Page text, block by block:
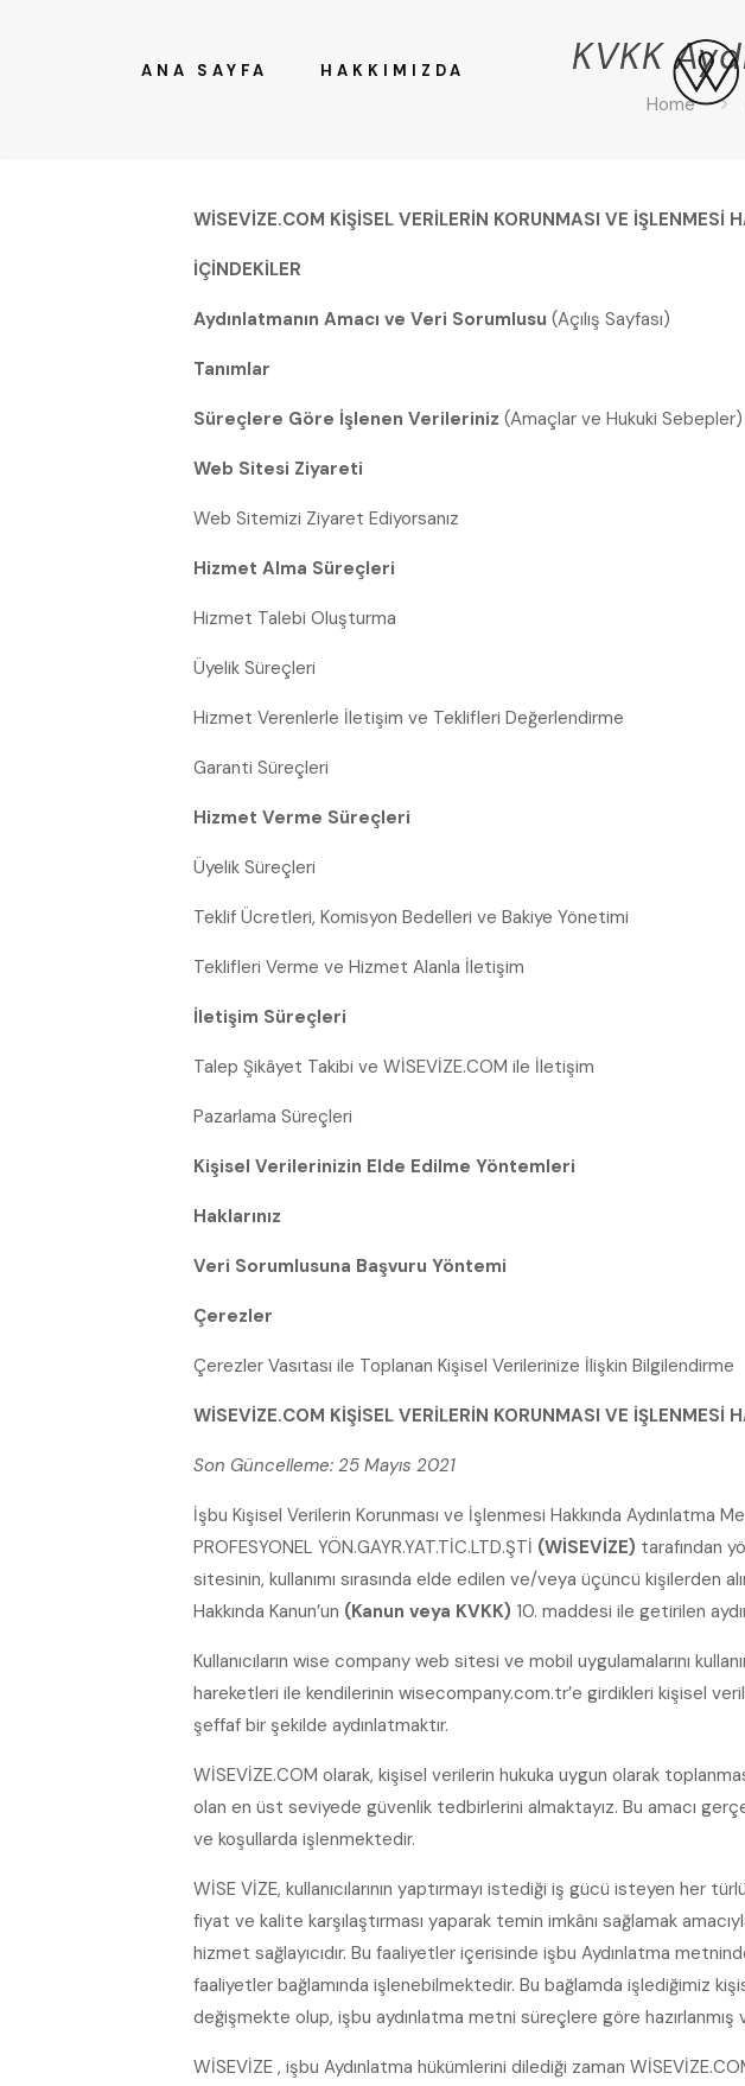
ANA SAYFA HAKKIMIZDA KVKK
Home
WİSEVİZE.COM KİŞİSEL VERİLERİN KORUNMASI VE İŞLENMESİ
İÇİNDEKİLER
Aydınlatmanın Amacı ve Veri Sorumlusu (Açılış Sayfası)
Tanımlar
Süreçlere Göre İşlenen Verileriniz (Amaçlar ve Hukuki Sebepler)
Web Sitesi Ziyareti
Web Sitemizi Ziyaret Ediyorsanız
Hizmet Alma Süreçleri
Hizmet Talebi Oluşturma
Üyelik Süreçleri
Hizmet Verenlerle İletişim ve Teklifleri Değerlendirme
Garanti Süreçleri
Hizmet Verme Süreçleri
Üyelik Süreçleri
Teklif Ücretleri, Komisyon Bedelleri ve Bakiye Yönetimi
Teklifleri Verme ve Hizmet Alanla İletişim
İletişim Süreçleri
Talep Şikâyet Takibi ve WİSEVİZE.COM ile İletişim
Pazarlama Süreçleri
Kişisel Verilerinizin Elde Edilme Yöntemleri
Haklarınız
Veri Sorumlusuna Başvuru Yöntemi
Çerezler
Çerezler Vasıtası ile Toplanan Kişisel Verilerinize İlişkin Bilgilendirme
WİSEVİZE.COM KİŞİSEL VERİLERİN KORUNMASI VE İŞLENMESİ
Son Güncelleme: 25 Mayıs 2021
İşbu Kişisel Verilerin Korunması ve İşlenmesi Hakkında Aydınlatma
PROFESYONEL YÖN.GAYR.YAT.TİC.LTD.ŞTİ (WİSEVİZE) tarafından
sitesinin, kullanımı sırasında elde edilen ve/veya üçüncü kişilerden
Hakkında Kanun’un (Kanun veya KVKK) 10. maddesi ile getirilen
Kullanıcıların wise company web sitesi ve mobil uygulamalarını
hareketleri ile kendilerinin wisecompany.com.tr’e girdikleri kişisel
şeffaf bir şekilde aydınlatmaktır.
WİSEVİZE.COM olarak, kişisel verilerin hukuka uygun olarak
olan en üst seviyede güvenlik tedbirlerini almaktayız. Bu amacı
ve koşullarda işlenmektedir.
WİSE VİZE, kullanıcılarının yaptırmayı istediği iş gücü isteyen
fiyat ve kalite karşılaştırması yaparak temin imkânı sağlamak
hizmet sağlayıcıdır. Bu faaliyetler içerisinde işbu Aydınlatma
faaliyetler bağlamında işlenebilmektedir. Bu bağlamda işlediğimiz
değişmekte olup, işbu aydınlatma metni süreçlere göre
WİSEVİZE , işbu Aydınlatma hükümlerini dilediği zaman